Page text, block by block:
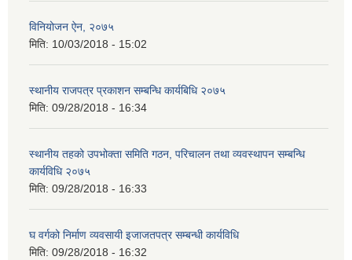
विनियोजन ऐन, २०७५
मिति: 10/03/2018 - 15:02
स्थानीय राजपत्र प्रकाशन सम्बन्धि कार्यबिधि २०७५
मिति: 09/28/2018 - 16:34
स्थानीय तहको उपभोक्ता समिति गठन, परिचालन तथा व्यवस्थापन सम्बन्धि
कार्यविधि २०७५
मिति: 09/28/2018 - 16:33
घ वर्गको निर्माण व्यवसायी इजाजतपत्र सम्बन्धी कार्यविधि
मिति: 09/28/2018 - 16:32